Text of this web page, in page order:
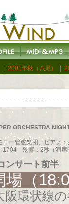
2001年秋（八尾）
ORCHESTRA
ー管弦楽団、ピアノ：
1704 残響：2秒（満席
ンサート前半
（
阪環状線